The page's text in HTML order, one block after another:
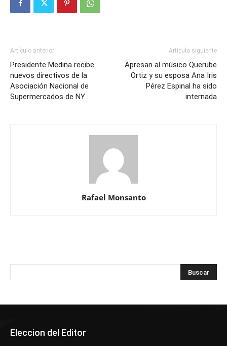
Artículo anterior
Presidente Medina recibe
nuevos directivos de la
Asociación Nacional de
Supermercados de NY
Artículo siguiente
Apresan al músico Querube
Ortiz y su esposa Ana Iris
Pérez Espinal ha sido
internada
Rafael Monsanto
Eleccion del Editor